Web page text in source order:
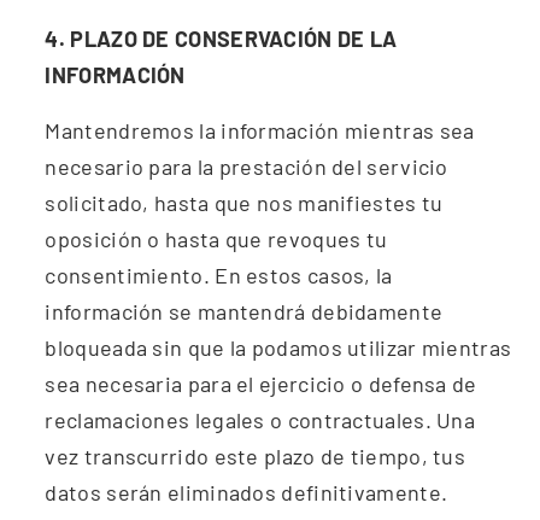
4. PLAZO DE CONSERVACIÓN DE LA
INFORMACIÓN
Mantendremos la información mientras sea
necesario para la prestación del servicio
solicitado, hasta que nos manifiestes tu
oposición o hasta que revoques tu
consentimiento. En estos casos, la
información se mantendrá debidamente
bloqueada sin que la podamos utilizar mientras
sea necesaria para el ejercicio o defensa de
reclamaciones legales o contractuales. Una
vez transcurrido este plazo de tiempo, tus
datos serán eliminados definitivamente.